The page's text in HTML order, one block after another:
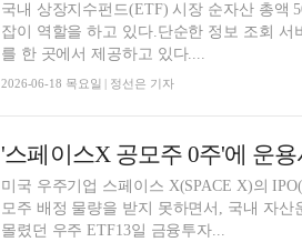
국내 상장지수펀드(ETF) 시장 순자산 총액
잡이 역할을 하고 있다.단순한 정보 조회
를 한 곳에서 제공하고 있다....
2026-06-18 목요일 | 정선은 기자
'스페이스X 공모주 0주'에 운
미국 우주기업 스페이스 X(SPACE X)의
모주 배정 물량을 받지 못하면서, 국내 자
몰렸던 우주 ETF13일 금융투자...